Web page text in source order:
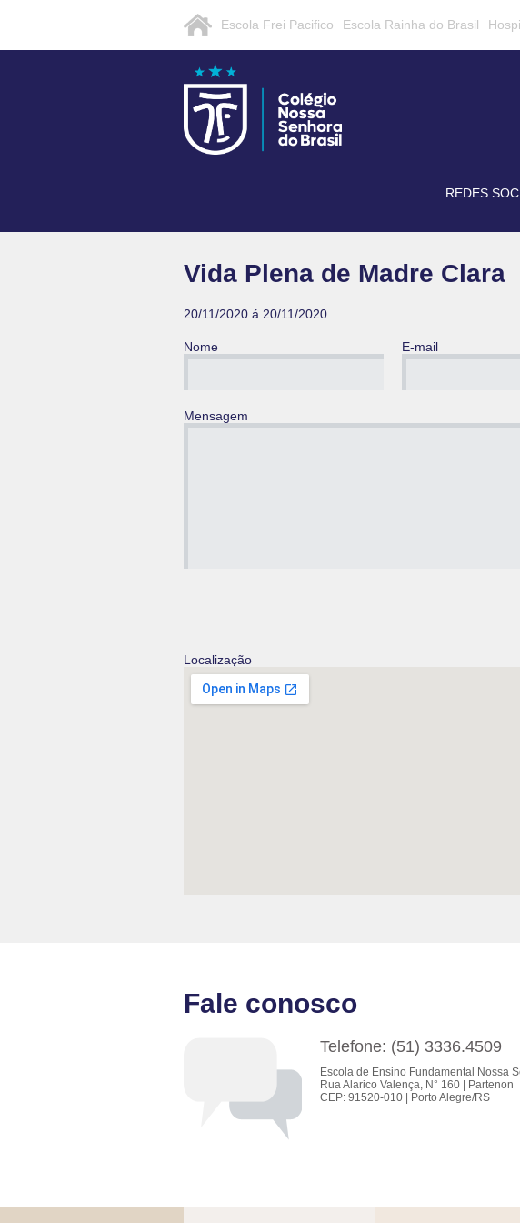
Escola Frei Pacifico Escola Rainha do Brasil
REDES
Vida Plena de Madre Clara
20/11/2020 á 20/11/2020
Nome E-mail
Mensagem
Localização
Fale conosco
Telefone: (51) 3336.4509
Escola de Ensino Fundamental Nossa
Rua Alarico Valença, N° 160 | Partenon
CEP: 91520-010 | Porto Alegre/RS